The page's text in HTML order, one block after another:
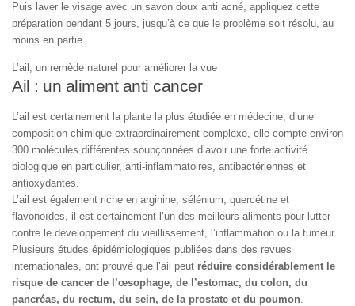
Puis laver le visage avec un savon doux anti acné, appliquez cette
préparation pendant 5 jours, jusqu’à ce que le problème soit résolu, au
moins en partie.
L’ail, un remède naturel pour améliorer la vue
Ail : un aliment anti cancer
L’ail est certainement la plante la plus étudiée en médecine, d’une
composition chimique extraordinairement complexe, elle compte environ
300 molécules différentes soupçonnées d’avoir une forte activité
biologique en particulier, anti-inflammatoires, antibactériennes et
antioxydantes.
L’ail est également riche en arginine, sélénium, quercétine et
flavonoïdes, il est certainement l’un des meilleurs aliments pour lutter
contre le développement du vieillissement, l’inflammation ou la tumeur.
Plusieurs études épidémiologiques publiées dans des revues
internationales, ont prouvé que l’ail peut réduire considérablement le
risque de cancer de l’œsophage, de l’estomac, du colon, du
pancréas, du rectum, du sein, de la prostate et du poumon